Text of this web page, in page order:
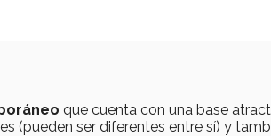
que cuenta con una base
(pueden ser diferentes entre sí) y